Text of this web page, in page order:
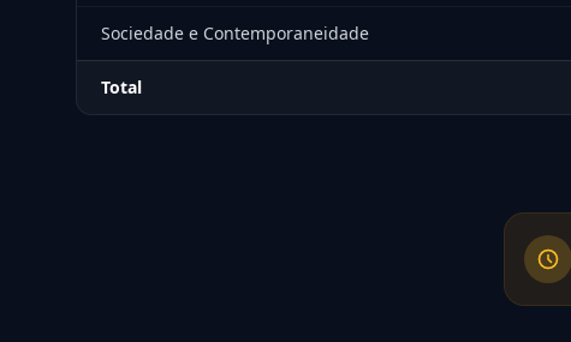
Sociedade e Contemporaneidade
Total